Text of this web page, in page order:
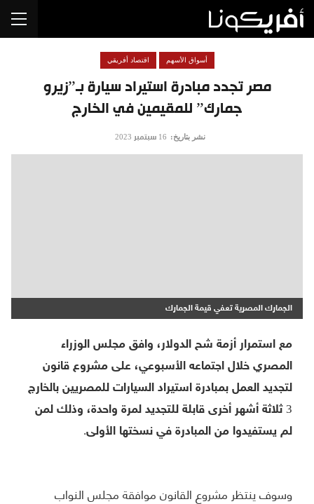
مصر تجدد مبادرة استيراد سيارة بـ”زيرو
جمارك” للمقيمين في الخارج
أسواق الأسهم اقتصاد أفريقي
نشر بتاريخ: 16 سبتمبر 2023
الجمارك المصرية تعفي قيمة الجمارك
مع استمرار أزمة شح الدولار، وافق مجلس الوزراء
المصري خلال اجتماعه الأسبوعي، على مشروع قانون
لتجديد العمل بمبادرة استيراد السيارات للمصريين بالخارج
3 ثلاثة أشهر أخرى قابلة للتجديد لمرة واحدة، وذلك لمن
لم يستفيدوا من المبادرة في نسختها الأولى.
وسوف ينتظر مشروع القانون موافقة مجلس النواب